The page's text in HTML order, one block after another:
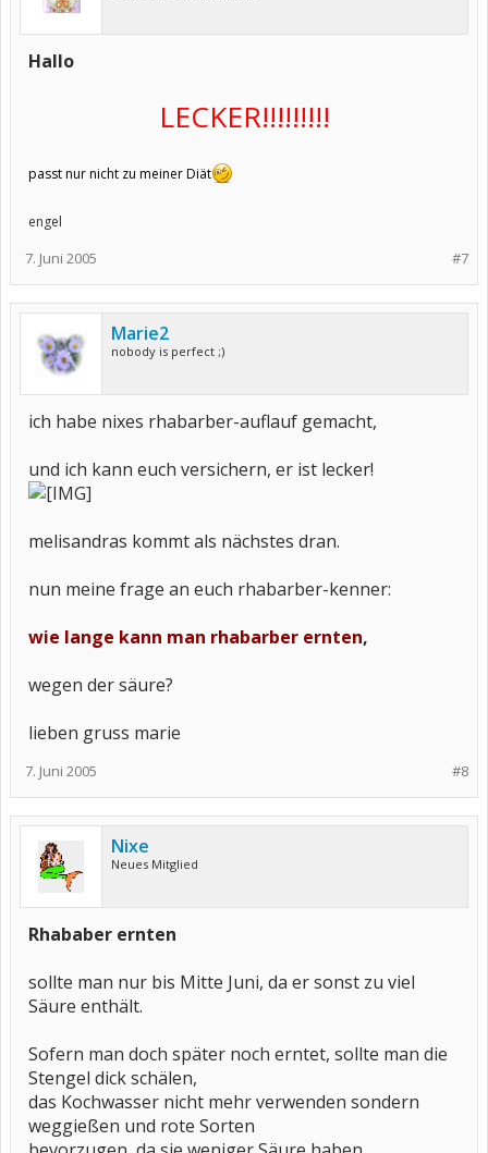
Hallo
LECKER!!!!!!!!!
passt nur nicht zu meiner Diät
engel
#7
7. Juni 2005
Marie2
nobody is perfect ;)
ich habe nixes rhabarber-auflauf gemacht,
und ich kann euch versichern, er ist lecker!
melisandras kommt als nächstes dran.
nun meine frage an euch rhabarber-kenner:
wie lange kann man rhabarber ernten,
wegen der säure?
lieben gruss marie
#8
7. Juni 2005
Nixe
Neues Mitglied
Rhababer ernten
sollte man nur bis Mitte Juni, da er sonst zu viel
Säure enthält.
Sofern man doch später noch erntet, sollte man die
Stengel dick schälen,
das Kochwasser nicht mehr verwenden sondern
weggießen und rote Sorten